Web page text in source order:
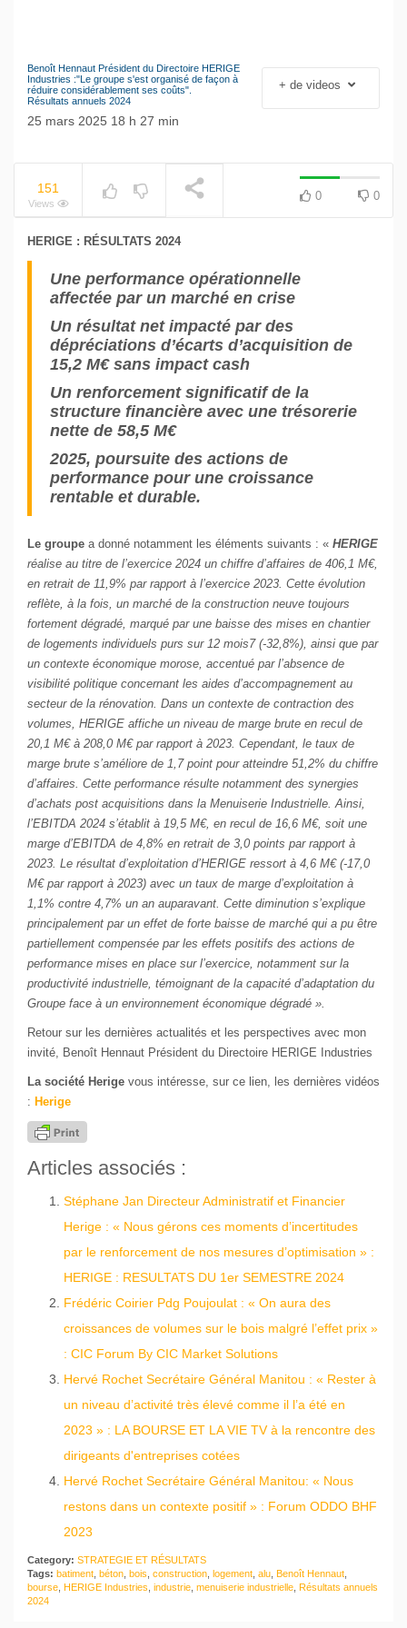
NOW PLAYING
Le séisme industriel
Benoît Hennaut Président du Directoire HERIGE
Industries :"Le groupe s'est organisé de façon à
réduire considérablement ses coûts".
Résultats annuels 2024
25 mars 2025 18 h 27 min
+ de videos
151
Views
0 0
HERIGE : RÉSULTATS 2024
Une performance opérationnelle
affectée par un marché en crise
Un résultat net impacté par des
dépréciations d’écarts d’acquisition de
15,2 M€ sans impact cash
Un renforcement significatif de la
structure financière avec une trésorerie
nette de 58,5 M€
2025, poursuite des actions de
performance pour une croissance
rentable et durable.
Le groupe a donné notamment les éléments suivants : « HERIGE
réalise au titre de l’exercice 2024 un chiffre d’affaires de 406,1 M€,
en retrait de 11,9% par rapport à l’exercice 2023. Cette évolution
reflète, à la fois, un marché de la construction neuve toujours
fortement dégradé, marqué par une baisse des mises en chantier
de logements individuels purs sur 12 mois7 (-32,8%), ainsi que par
un contexte économique morose, accentué par l’absence de
visibilité politique concernant les aides d’accompagnement au
secteur de la rénovation. Dans un contexte de contraction des
volumes, HERIGE affiche un niveau de marge brute en recul de
20,1 M€ à 208,0 M€ par rapport à 2023. Cependant, le taux de
marge brute s’améliore de 1,7 point pour atteindre 51,2% du chiffre
d’affaires. Cette performance résulte notamment des synergies
d’achats post acquisitions dans la Menuiserie Industrielle. Ainsi,
l’EBITDA 2024 s’établit à 19,5 M€, en recul de 16,6 M€, soit une
marge d’EBITDA de 4,8% en retrait de 3,0 points par rapport à
2023. Le résultat d’exploitation d’HERIGE ressort à 4,6 M€ (-17,0
M€ par rapport à 2023) avec un taux de marge d’exploitation à
1,1% contre 4,7% un an auparavant. Cette diminution s’explique
principalement par un effet de forte baisse de marché qui a pu être
partiellement compensée par les effets positifs des actions de
performance mises en place sur l’exercice, notamment sur la
productivité industrielle, témoignant de la capacité d’adaptation du
Groupe face à un environnement économique dégradé ».
Retour sur les dernières actualités et les perspectives avec mon
invité, Benoît Hennaut Président du Directoire HERIGE Industries
La société Herige vous intéresse, sur ce lien, les dernières vidéos
: Herige
Articles associés :
Stéphane Jan Directeur Administratif et Financier
Herige : « Nous gérons ces moments d’incertitudes
par le renforcement de nos mesures d’optimisation » :
HERIGE : RESULTATS DU 1er SEMESTRE 2024
Frédéric Coirier Pdg Poujoulat : « On aura des
croissances de volumes sur le bois malgré l’effet prix »
: CIC Forum By CIC Market Solutions
Hervé Rochet Secrétaire Général Manitou : « Rester à
un niveau d’activité très élevé comme il l’a été en
2023 » : LA BOURSE ET LA VIE TV à la rencontre des
dirigeants d'entreprises cotées
Hervé Rochet Secrétaire Général Manitou: « Nous
restons dans un contexte positif » : Forum ODDO BHF
2023
Category: STRATEGIE ET RÉSULTATS
Tags: batiment béton bois construction logement alu Benoît Hennaut
bourse HERIGE Industries industrie menuiserie industrielle Résultats annuels
2024